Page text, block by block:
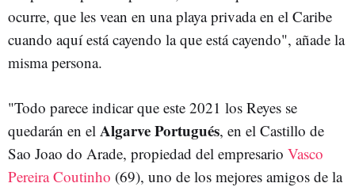
ocurre, que les vean en una playa privada en el Caribe
cuando aquí está cayendo la que está cayendo", añade la
misma persona.
"Todo parece indicar que este 2021 los Reyes se
quedarán en el Algarve Portugués, en el Castillo de
Sao Joao do Arade, propiedad del empresario Vasco
Pereira Coutinho (69), uno de los mejores amigos de la